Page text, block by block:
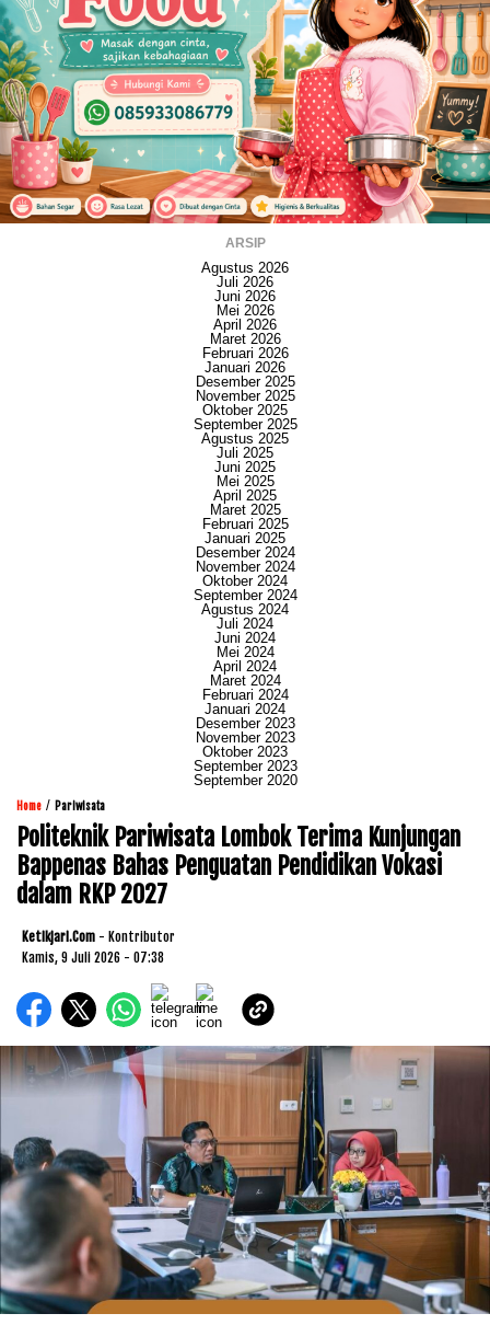
ARSIP
Agustus 2026
Juli 2026
Juni 2026
Mei 2026
April 2026
Maret 2026
Februari 2026
Januari 2026
Desember 2025
November 2025
Oktober 2025
September 2025
Agustus 2025
Juli 2025
Juni 2025
Mei 2025
April 2025
Maret 2025
Februari 2025
Januari 2025
Desember 2024
November 2024
Oktober 2024
September 2024
Agustus 2024
Juli 2024
Juni 2024
Mei 2024
April 2024
Maret 2024
Februari 2024
Januari 2024
Desember 2023
November 2023
Oktober 2023
September 2023
September 2020
Home / Pariwisata
Politeknik Pariwisata Lombok Terima Kunjungan
Bappenas Bahas Penguatan Pendidikan Vokasi
dalam RKP 2027
Ketikjari.com - Kontributor
Kamis, 9 Juli 2026 - 07:38